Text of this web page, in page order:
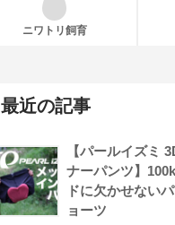
ニワトリ飼育
最近の記事
【パールイズミ
ナーパンツ】
ドに欠かせない
ョーツ